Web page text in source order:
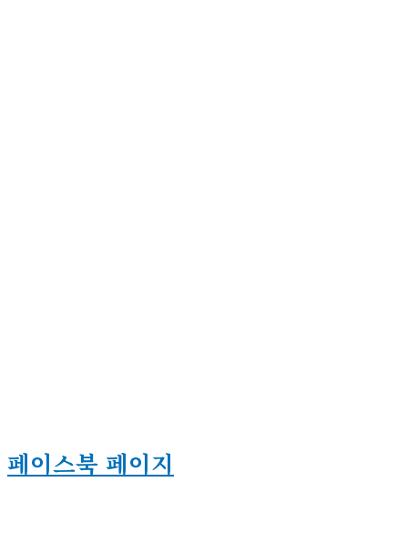
페이스북 페이지